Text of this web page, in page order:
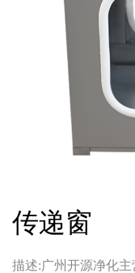
传递窗
描述:广州开源净化